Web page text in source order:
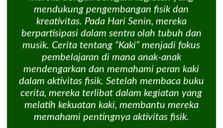
mendukung pengembangan fisik dan
kreativitas. Pada Hari Senin, mereka
berpartisipasi dalam sentra olah tubuh dan
musik. Cerita tentang “Kaki” menjadi fokus
pembelajaran di mana anak-anak
mendengarkan dan memahami peran kaki
dalam aktivitas fisik. Setelah membaca buku
cerita, mereka terlibat dalam kegiatan yang
melatih kekuatan kaki, membantu mereka
memahami pentingnya aktivitas fisik.